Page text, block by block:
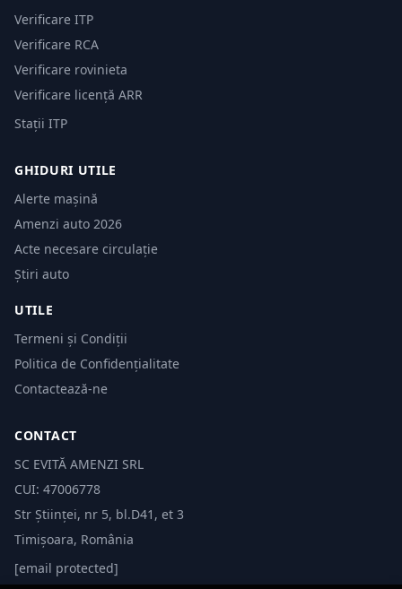
Verificare ITP
Verificare RCA
Verificare rovinieta
Verificare licență ARR
Stații ITP
GHIDURI UTILE
Alerte mașină
Amenzi auto 2026
Acte necesare circulație
Știri auto
UTILE
Termeni și Condiții
Politica de Confidențialitate
Contactează-ne
CONTACT
SC EVITĂ AMENZI SRL
CUI: 47006778
Str Științei, nr 5, bl.D41, et 3
Timișoara, România
[email protected]